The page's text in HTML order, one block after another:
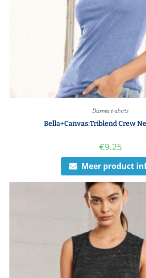
Dames t-shirts
Bella+Canvas:Triblend Crew
€9.25
Meer product